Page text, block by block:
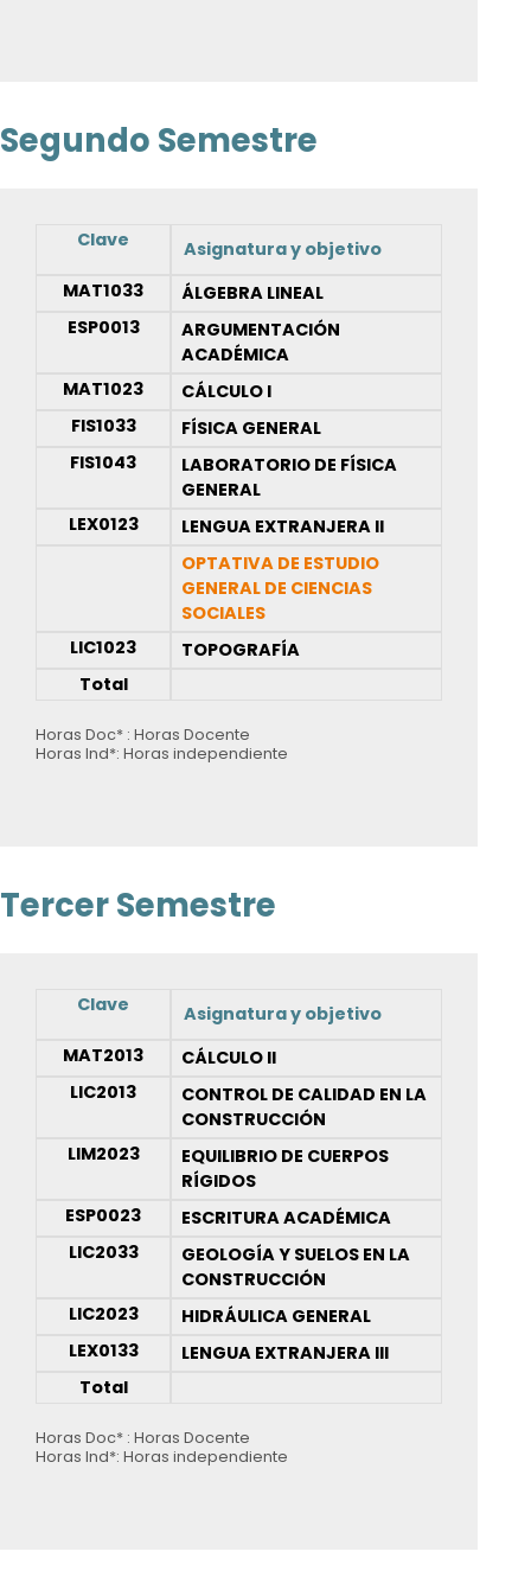
Segundo Semestre
Clave
Asignatura y objetivo
MAT1033
ÁLGEBRA LINEAL
ESP0013
ARGUMENTACIÓN
ACADÉMICA
MAT1023
CÁLCULO I
FIS1033
FÍSICA GENERAL
FIS1043
LABORATORIO DE FÍSICA
GENERAL
LEX0123
LENGUA EXTRANJERA II
OPTATIVA DE ESTUDIO
GENERAL DE CIENCIAS
SOCIALES
LIC1023
TOPOGRAFÍA
Total
Horas Doc* : Horas Docente
Horas Ind*: Horas independiente
Tercer Semestre
Clave
Asignatura y objetivo
MAT2013
CÁLCULO II
LIC2013
CONTROL DE CALIDAD EN LA
CONSTRUCCIÓN
LIM2023
EQUILIBRIO DE CUERPOS
RÍGIDOS
ESP0023
ESCRITURA ACADÉMICA
LIC2033
GEOLOGÍA Y SUELOS EN LA
CONSTRUCCIÓN
LIC2023
HIDRÁULICA GENERAL
LEX0133
LENGUA EXTRANJERA III
Total
Horas Doc* : Horas Docente
Horas Ind*: Horas independiente